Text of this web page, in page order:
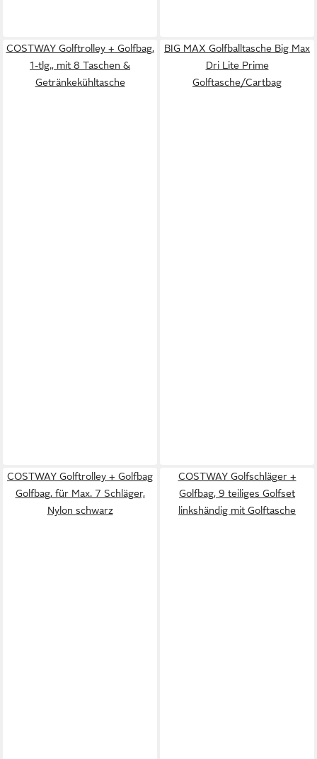
COSTWAY Golftrolley + Golfbag,
1-tlg., mit 8 Taschen &
Getränkekühltasche
BIG MAX Golfballtasche Big Max
Dri Lite Prime
Golftasche/Cartbag
COSTWAY Golftrolley + Golfbag
Golfbag, für Max. 7 Schläger,
Nylon schwarz
COSTWAY Golfschläger +
Golfbag, 9 teiliges Golfset
linkshändig mit Golftasche